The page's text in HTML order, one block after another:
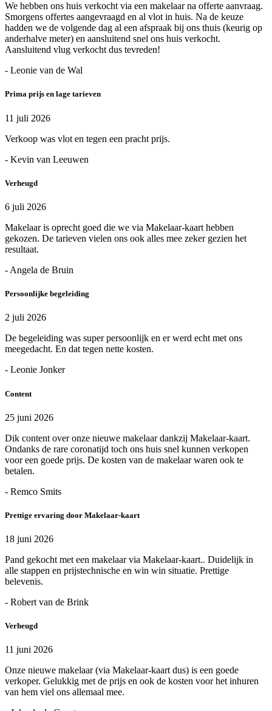
We hebben ons huis verkocht via een makelaar na offerte aanvraag.
Smorgens offertes aangevraagd en al vlot in huis. Na de keuze
hadden we de volgende dag al een afspraak bij ons thuis (keurig op
anderhalve meter) en aansluitend snel ons huis verkocht.
Aansluitend vlug verkocht dus tevreden!
- Leonie van de Wal
Prima prijs en lage tarieven
11 juli 2026
Verkoop was vlot en tegen een pracht prijs.
- Kevin van Leeuwen
Verheugd
6 juli 2026
Makelaar is oprecht goed die we via Makelaar-kaart hebben
gekozen. De tarieven vielen ons ook alles mee zeker gezien het
resultaat.
- Angela de Bruin
Persoonlijke begeleiding
2 juli 2026
De begeleiding was super persoonlijk en er werd echt met ons
meegedacht. En dat tegen nette kosten.
- Leonie Jonker
Content
25 juni 2026
Dik content over onze nieuwe makelaar dankzij Makelaar-kaart.
Ondanks de rare coronatijd toch ons huis snel kunnen verkopen
voor een goede prijs. De kosten van de makelaar waren ook te
betalen.
- Remco Smits
Prettige ervaring door Makelaar-kaart
18 juni 2026
Pand gekocht met een makelaar via Makelaar-kaart.. Duidelijk in
alle stappen en prijstechnische en win win situatie. Prettige
belevenis.
- Robert van de Brink
Verheugd
11 juni 2026
Onze nieuwe makelaar (via Makelaar-kaart dus) is een goede
verkoper. Gelukkig met de prijs en ook de kosten voor het inhuren
van hem viel ons allemaal mee.